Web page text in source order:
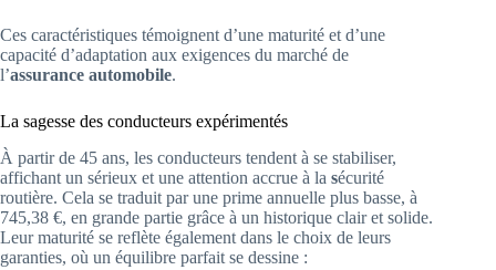
Ces caractéristiques témoignent d’une maturité et d’une
capacité d’adaptation aux exigences du marché de
l’assurance automobile.
La sagesse des conducteurs expérimentés
À partir de 45 ans, les conducteurs tendent à se stabiliser,
affichant un sérieux et une attention accrue à la sécurité
routière. Cela se traduit par une prime annuelle plus basse, à
745,38 €, en grande partie grâce à un historique clair et solide.
Leur maturité se reflète également dans le choix de leurs
garanties, où un équilibre parfait se dessine :